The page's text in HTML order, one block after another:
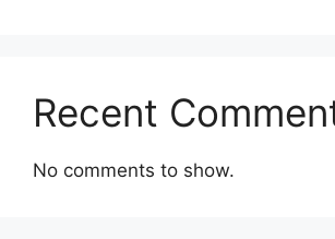
Recent
No comments to show.